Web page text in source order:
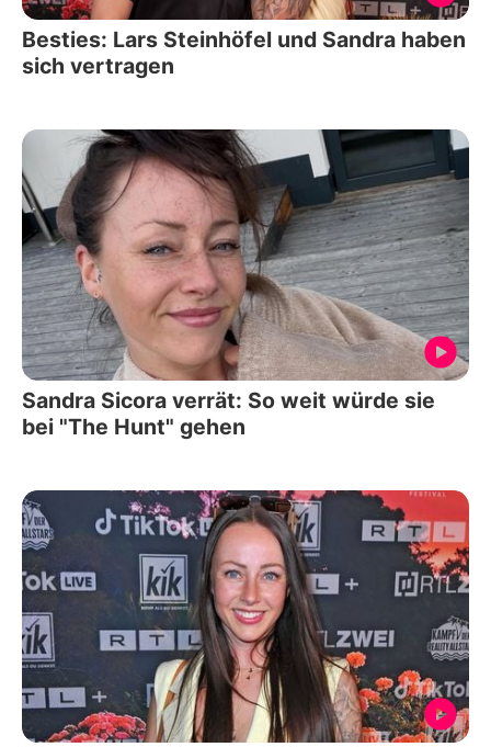
Besties: Lars Steinhöfel und Sandra haben
sich vertragen
Sandra Sicora verrät: So weit würde sie
bei "The Hunt" gehen